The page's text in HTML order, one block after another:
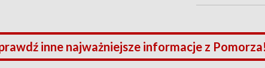
inne najważniejsze informacje z Pomorza!